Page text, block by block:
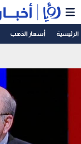
الرئيسية أسعار الذهب